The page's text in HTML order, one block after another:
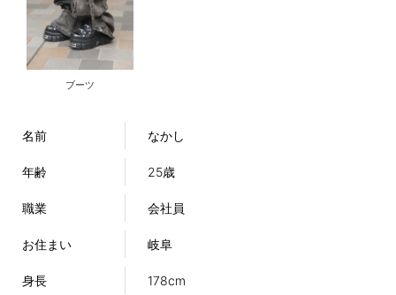
ブーツ
名前 なかし
年齢 25歳
職業 会社員
お住まい 岐阜
身長 178cm